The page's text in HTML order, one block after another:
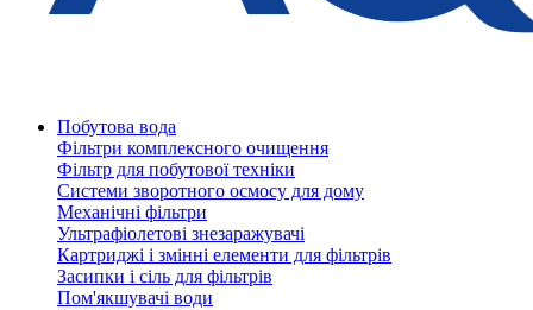
Побутова вода
Фільтри комплексного очищення
Фільтр для побутової техніки
Системи зворотного осмосу для дому
Механічні фільтри
Ультрафіолетові знезаражувачі
Картриджі і змінні елементи для фільтрів
Засипки і сіль для фільтрів
Пом'якшувачі води